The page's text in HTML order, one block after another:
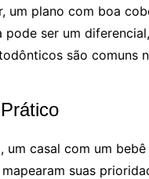
um plano com boa
ser um
são comuns
um casal com um bebê
suas